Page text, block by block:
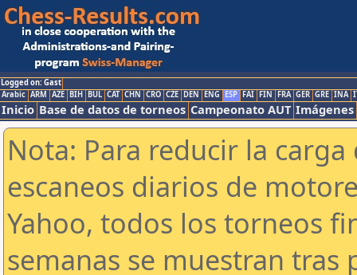
Logged on: Gast
Arabic ARM AZE BIH BUL CAT CHN CRO CZE DEN ENG ESP FAI FIN FRA GER GRE INA
Inicio Base de datos de torneos Campeonato AUT Imágenes
Nota: Para reducir la
escaneos diarios de
Yahoo, todos los torneos
semanas se muestran tras